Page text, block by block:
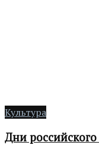
Культура
Дни